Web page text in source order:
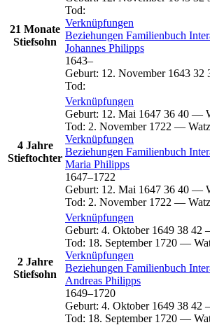
21 Monate
Stiefsohn
Tod:
Verknüpfungen
Beziehungen Familienbuch
Johannes Philipps
1643–
Geburt: 12. November 1643 32
Tod:
4 Jahre
Stieftochter
Verknüpfungen
Geburt: 12. Mai 1647 36 40 —
Tod: 2. November 1722 —
Verknüpfungen
Beziehungen Familienbuch
Maria Philipps
1647–1722
Geburt: 12. Mai 1647 36 40 —
Tod: 2. November 1722 —
2 Jahre
Stiefsohn
Verknüpfungen
Geburt: 4. Oktober 1649 38 42
Tod: 18. September 1720 —
Verknüpfungen
Beziehungen Familienbuch
Andreas Philipps
1649–1720
Geburt: 4. Oktober 1649 38 42
Tod: 18. September 1720 —